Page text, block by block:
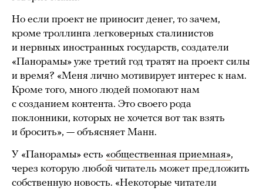
Но если проект не приносит денег, то зачем,
кроме троллинга легковерных сталинистов
и нервных иностранных государств, создатели
«Панорамы» уже третий год тратят на проект силы
и время? «Меня лично мотивирует интерес к нам.
Кроме того, много людей помогают нам
с созданием контента. Это своего рода
поклонники, которых не хочется вот так взять
и бросить», — объясняет Манн.
У «Панорамы» есть «общественная приемная»,
через которую любой читатель может предложить
собственную новость. «Некоторые читатели